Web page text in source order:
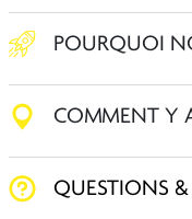
POURQUOI
COMMENT Y
QUESTIONS